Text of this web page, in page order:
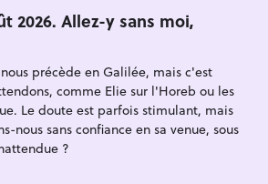
2026. Allez-y sans moi,
précède en Galilée, mais c'est
comme Elie sur l'Horeb ou les
Le doute est parfois stimulant, mais
nous sans confiance en sa venue, sous
?